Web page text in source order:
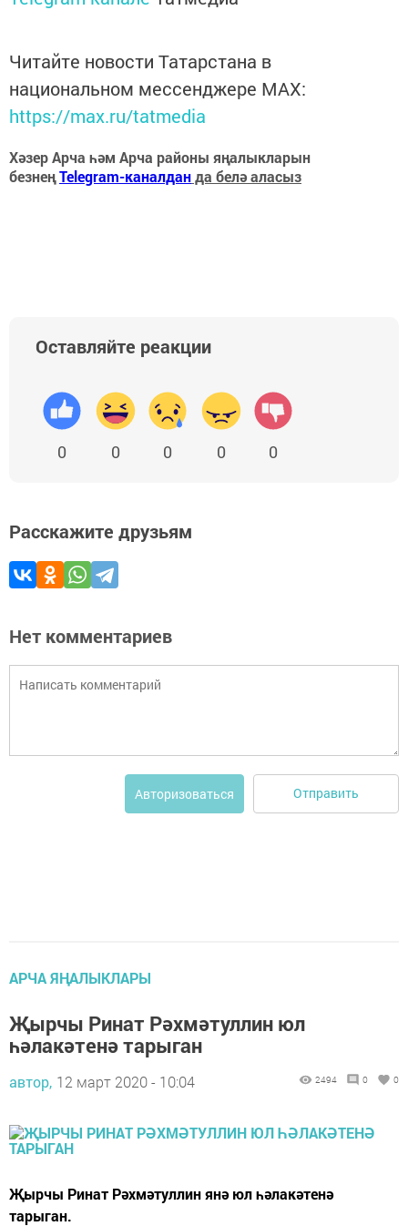
Читайте новости Татарстана в
национальном мессенджере MАХ:
https://max.ru/tatmedia
Хәзер Арча һәм Арча районы яңалыкларын
безнеңTelegram-каналданда белә аласыз
Оставляйте реакции
0 0 0 0 0
Расскажите друзьям
Нет комментариев
Авторизоваться Отправить
АРЧА ЯҢАЛЫКЛАРЫ
Җырчы Ринат Рәхмәтуллин юл
һәлакәтенә тарыган
автор, 12 март 2020 - 10:04 2494 0 0
Җырчы Ринат Рәхмәтуллин янә юл һәлакәтенә
тарыган.